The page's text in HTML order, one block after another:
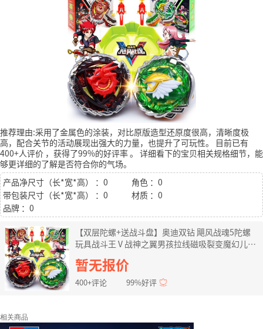
推荐理由:采用了金属色的涂装，对比原版造型还原度很高，清晰度极
高，配合关节的活动展现出强大的力量，也提升了可玩性。
目前已有
400+人评价 ，获得了99%的好评率。 详细看下的宝贝相关规格细节，能
够更详细的了解是否符合你的气场。
产品净尺寸（长*宽*高） ：0
角色 ：0
带包装尺寸（长*宽*高） ：0
材质 ：0
品牌 ：0
【双层陀螺+送战斗盘】奥迪双钻 飓风战魂5陀螺
玩具战斗王Ⅴ战神之翼男孩拉线磁吸裂变魔幻儿童
陀螺玩具 【双层改装款】烈破炎龙+碧影神弓+战
斗盘
暂无报价
400+评论 99%好评
相关商品